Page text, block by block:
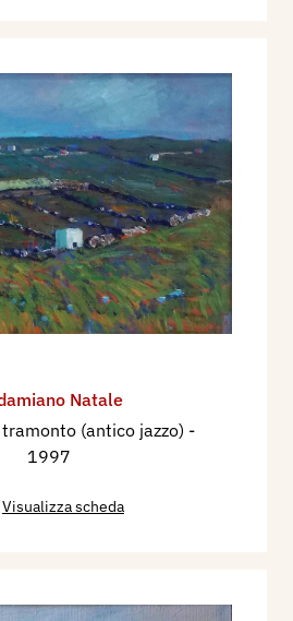
Natale
(antico jazzo) -
1997
Visualizza scheda